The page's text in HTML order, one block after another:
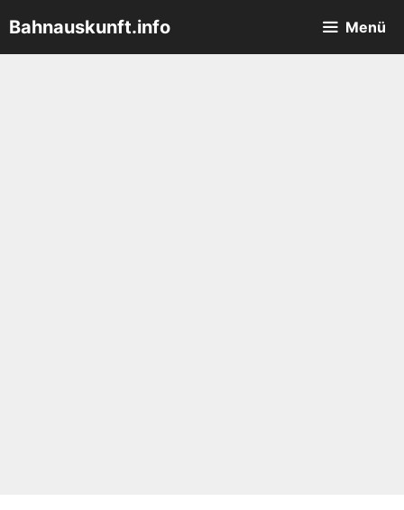
Inhalt
springen
Bahnauskunft.info Menü